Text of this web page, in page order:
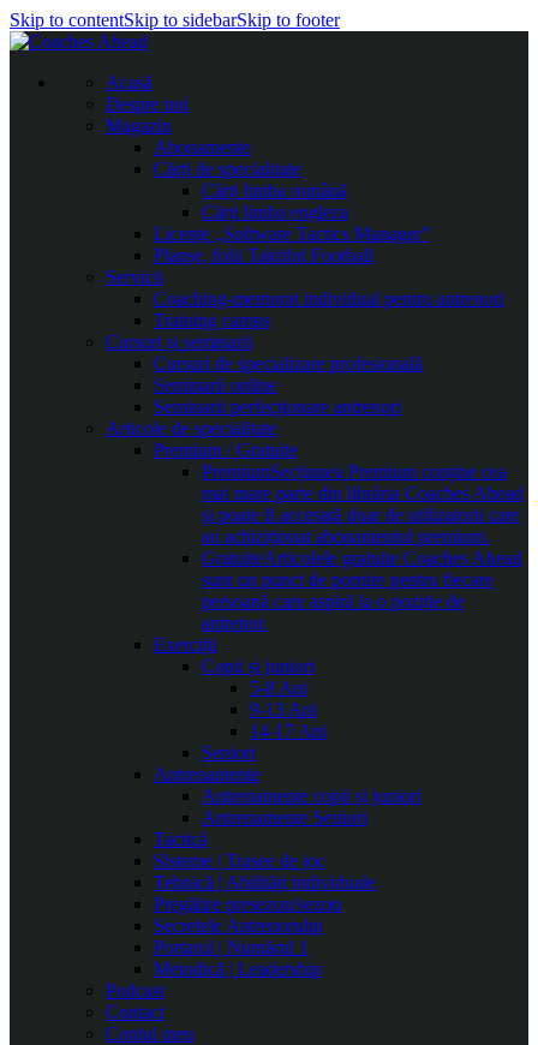
Skip to contentSkip to sidebarSkip to footer
Acasă
Despre noi
Magazin
Abonamente
Cărți de specialitate
Cărți limba română
Cărți limba engleza
Licențe „Software Tactics Manager”
Planșe, folii Taktifol Football
Servicii
Coaching-mentorat individual pentru antrenori
Training camps
Cursuri și seminarii
Cursuri de specializare profesională
Seminarii online
Seminarii perfecționare antrenori
Articole de specialitate
Premium / Gratuite
PremiumSecțiunea Premium conține cea
mai mare parte din librăria Coaches Ahead
și poate fi accesată doar de utilizatorii care
au achiziționat abonamentul premium.
GratuiteArticolele gratuite Coaches Ahead
sunt un punct de pornire pentru fiecare
persoană care aspiră la o poziție de
antrenor.
Exerciții
Copii și juniori
5-8 Ani
9-13 Ani
14-17 Ani
Seniori
Antrenamente
Antrenamente copii și juniori
Antrenamente Seniori
Tactică
Sisteme | Trasee de joc
Tehnică | Abilități individuale
Pregătire presezon/sezon
Secretele Antrenorului
Portarul | Numărul 1
Metodică | Leadership
Podcast
Contact
Contul meu